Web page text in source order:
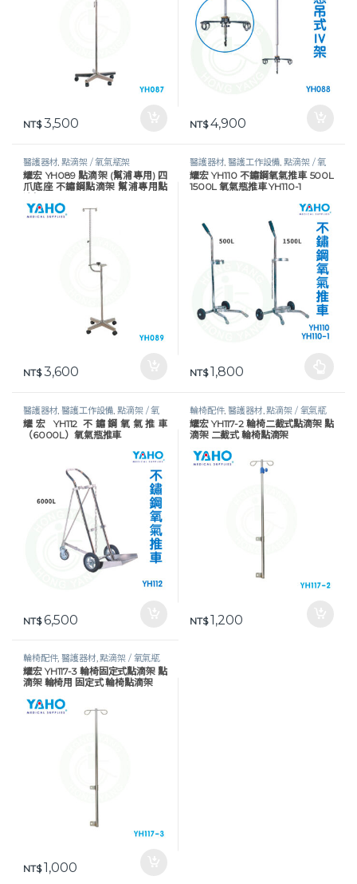
NT$3,500 NT$4,900
醫護器材,點滴架 / 氧氣瓶架
耀宏 YH089 點滴架 (幫浦專用) 四
爪底座 不鏽鋼點滴架 幫浦專用點
NT$3,600
醫護器材,醫護工作設備,點滴架 / 氧
氣瓶架
耀宏 YH110 不鏽鋼氧氣推車 500L
1500L 氧氣瓶推車 YH110-1
NT$1,800
此產品有多種款式。 可在產品頁
醫護器材 ,醫護工作設備 ,點滴架 / 氧
氣瓶架
耀宏 YH112 不鏽鋼氧氣推車
（6000L）氧氣瓶推車
NT$6,500
輪椅配件,醫護器材 ,點滴架 / 氧氣瓶
架
耀宏 YH117-2 輪椅二截式點滴架 點
滴架 二截式 輪椅點滴架
NT$1,200
輪椅配件,醫護器材,點滴架 / 氧氣瓶
架
耀宏 YH117-3 輪椅固定式點滴架 點
滴架 輪椅用 固定式 輪椅點滴架
NT$1,000